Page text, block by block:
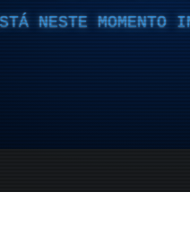
NESTE MOMENTO